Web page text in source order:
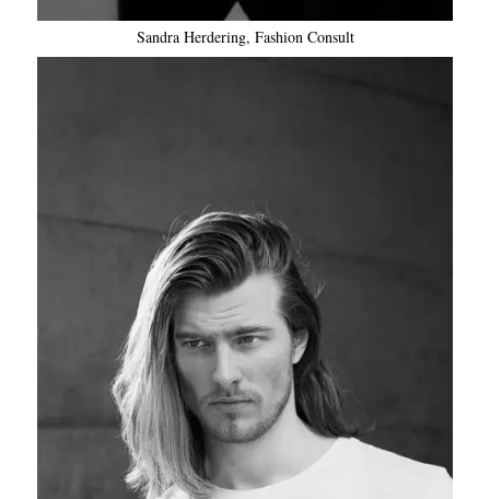
Sandra Herdering, Fashion Consult